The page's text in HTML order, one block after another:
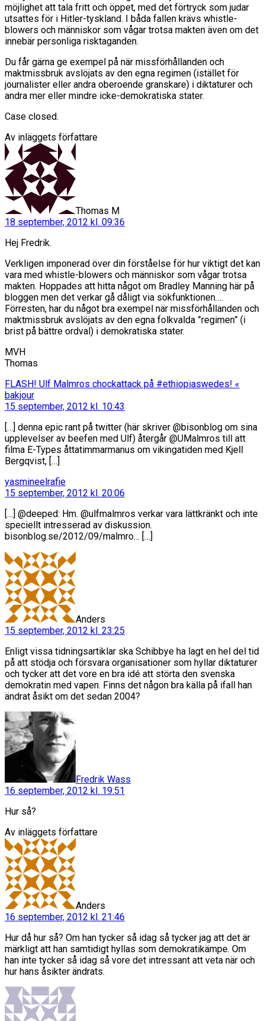
möjlighet att tala fritt och öppet, med det förtryck som judar
utsattes för i Hitler-tyskland. I båda fallen krävs whistle-
blowers och människor som vågar trotsa makten även om det
innebär personliga risktaganden.
Du får gärna ge exempel på när missförhållanden och
maktmissbruk avslöjats av den egna regimen (istället för
journalister eller andra oberoende granskare) i diktaturer och
andra mer eller mindre icke-demokratiska stater.
Case closed.
Av inläggets författare
Thomas M
18 september, 2012 kl. 09:36
Hej Fredrik.
Verkligen imponerad över din förståelse för hur viktigt det kan
vara med whistle-blowers och människor som vågar trotsa
makten. Hoppades att hitta något om Bradley Manning här på
bloggen men det verkar gå dåligt via sökfunktionen….
Förresten, har du något bra exempel när missförhållanden och
maktmissbruk avslöjats av den egna folkvalda ”regimen” (i
brist på bättre ordval) i demokratiska stater.
MVH
Thomas
FLASH! Ulf Malmros chockattack på #ethiopiaswedes! «
bakjoursäger:
15 september, 2012 kl. 10:43
[…] denna epic rant på twitter (här skriver @bisonblog om sina
upplevelser av beefen med Ulf) återgår @UMalmros till att
filma E-Types åttatimmarmanus om vikingatiden med Kjell
Bergqvist, […]
yasmineelrafiesäger:
15 september, 2012 kl. 20:06
[…] @deeped: Hm. @ulfmalmros verkar vara lättkränkt och inte
speciellt intresserad av diskussion.
bisonblog.se/2012/09/malmro… […]
Anders
15 september, 2012 kl. 23:25
Enligt vissa tidningsartiklar ska Schibbye ha lagt en hel del tid
på att stödja och försvara organisationer som hyllar diktaturer
och tycker att det vore en bra idé att störta den svenska
demokratin med vapen. Finns det någon bra källa på ifall han
ändrat åsikt om det sedan 2004?
Fredrik Wass
16 september, 2012 kl. 19:51
Hur så?
Av inläggets författare
Anders
16 september, 2012 kl. 21:46
Hur då hur så? Om han tycker så idag så tycker jag att det är
märkligt att han samtidigt hyllas som demokratikämpe. Om
han inte tycker så idag så vore det intressant att veta när och
hur hans åsikter ändrats.